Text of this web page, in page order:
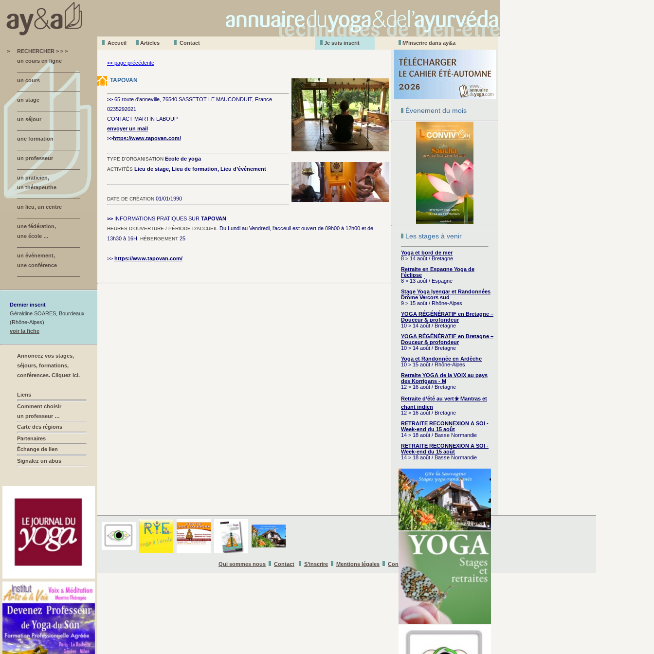
Accueil Articles Contact Je suis inscrit
M’inscrire dans ay&a
>
RECHERCHER > > >
un cours en ligne
un cours
un stage
un séjour
une formation
un professeur
un praticien,
un thérapeuthe
un lieu, un centre
une fédération,
une école …
un événement,
une conférence
Dernier inscrit
Géraldine SOARES, Bourdeaux
(Rhône-Alpes)
voir la fiche
Annoncez vos stages,
séjours, formations,
conférences. Cliquez ici.
Liens
Comment choisir
un professeur …
Carte des régions
Partenaires
Échange de lien
Signalez un abus
Évenement du mois
Les stages à venir
Yoga et bord de mer
8 > 14 août / Bretagne
Retraite en Espagne Yoga de
l'éclipse
8 > 13 août / Espagne
Stage Yoga Iyengar et Randonnées
Drôme Vercors sud
9 > 15 août / Rhône-Alpes
YOGA RÉGÉNÉRATIF en Bretagne –
Douceur & profondeur
10 > 14 août / Bretagne
YOGA RÉGÉNÉRATIF en Bretagne –
Douceur & profondeur
10 > 14 août / Bretagne
Yoga et Randonnée en Ardèche
10 > 15 août / Rhône-Alpes
Retraite YOGA de la VOIX au pays
des Korrigans - M
12 > 16 août / Bretagne
Retraite d’été au vert☀️ Mantras et
chant indien
12 > 16 août / Bretagne
RETRAITE RECONNEXION A SOI -
Week-end du 15 août
14 > 18 août / Basse Normandie
RETRAITE RECONNEXION A SOI -
Week-end du 15 août
14 > 18 août / Basse Normandie
<< page précédente
TAPOVAN
>> 65 route d'anneville, 76540 SASSETOT LE MAUCONDUIT, France
0235292021
CONTACT MARTIN LABOUP
envoyer un mail
>>https://www.tapovan.com/
TYPE D'ORGANISATION Ecole de yoga
ACTIVITÉS Lieu de stage, Lieu de formation, Lieu d’événement
DATE DE CRÉATION 01/01/1990
>> INFORMATIONS PRATIQUES SUR TAPOVAN
HEURES D’OUVERTURE / PÉRIODE D’ACCUEIL
Du Lundi au Vendredi, l'acceuil est ouvert de 09h00 à 12h00 et de
13h30 à 16H. HÉBERGEMENT 25
>> https://www.tapovan.com/
Qui sommes nous Contact S’inscrire Mentions légales Conditions Générales d’Utilisation